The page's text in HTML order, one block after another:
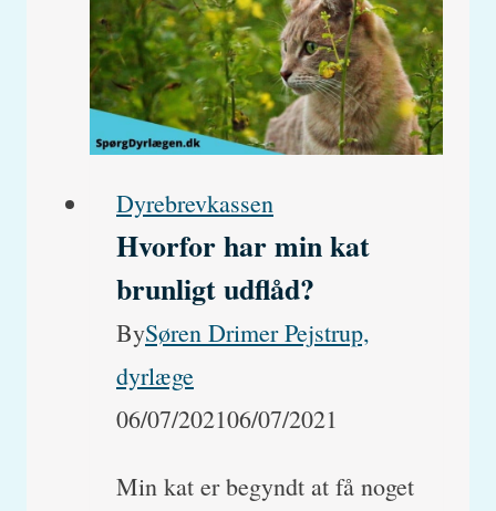
hvad
gør
jeg?
Dyrebrevkassen
Hvorfor har min kat
brunligt udflåd?
BySøren Drimer Pejstrup,
dyrlæge
06/07/202106/07/2021
Min kat er begyndt at få noget